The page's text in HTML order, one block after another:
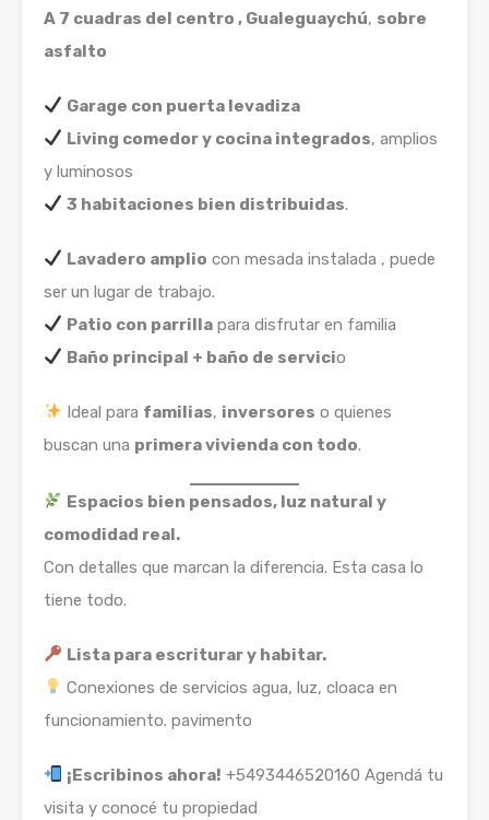
A 7 cuadras del centro , Gualeguaychú, sobre
asfalto
Garage con puerta levadiza
Living comedor y cocina integrados, amplios
y luminosos
3 habitaciones bien distribuidas.
Lavadero amplio con mesada instalada , puede
ser un lugar de trabajo.
Patio con parrilla para disfrutar en familia
Baño principal + baño de servicio
Ideal para familias, inversores o quienes
buscan una primera vivienda con todo.
Espacios bien pensados, luz natural y
comodidad real.
Con detalles que marcan la diferencia. Esta casa lo
tiene todo.
Lista para escriturar y habitar.
Conexiones de servicios agua, luz, cloaca en
funcionamiento. pavimento
¡Escribinos ahora! +5493446520160 Agendá tu
visita y conocé tu propiedad